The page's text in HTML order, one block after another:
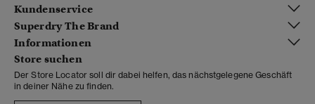
Kundenservice
Superdry The Brand
Informationen
Store suchen
Der Store Locator soll dir dabei helfen, das nächstgelegene Geschäft
in deiner Nähe zu finden.